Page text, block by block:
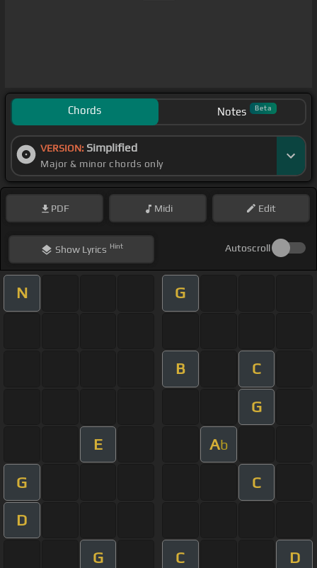
Chords Notes Beta
VERSION: Simplified
Major & minor chords only
PDF Midi Edit
ShowLyrics Hint Autoscroll
N G
B C
G
E Ab
G C
D
G C D